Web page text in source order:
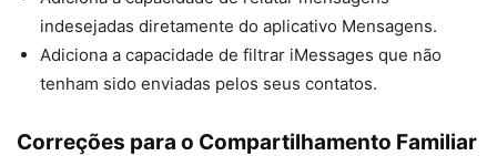
indesejadas diretamente do aplicativo Mensagens.
Adiciona a capacidade de filtrar iMessages que não
tenham sido enviadas pelos seus contatos.
Correções para o Compartilhamento Familiar